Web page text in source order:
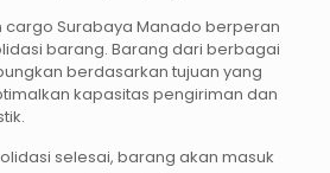
cargo Surabaya Manado berperan
barang. Barang dari berbagai
berdasarkan tujuan yang
kapasitas pengiriman dan
selesai, barang akan masuk